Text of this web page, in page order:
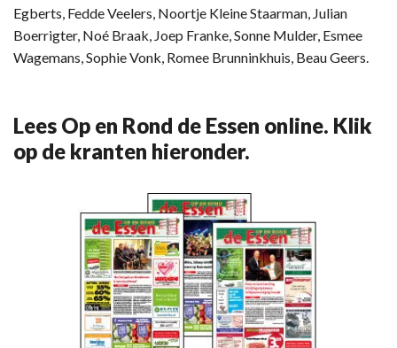
Egberts, Fedde Veelers, Noortje Kleine Staarman, Julian
Boerrigter, Noé Braak, Joep Franke, Sonne Mulder, Esmee
Wagemans, Sophie Vonk, Romee Brunninkhuis, Beau Geers.
Lees Op en Rond de Essen online. Klik
op de kranten hieronder.